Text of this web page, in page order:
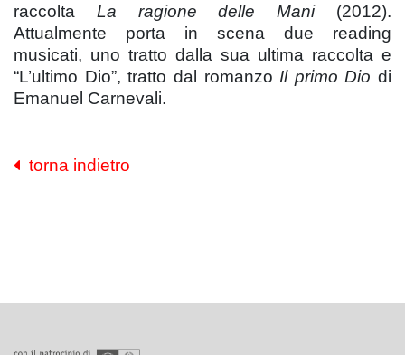
raccolta La ragione delle Mani(2012).
Attualmente porta in scena due reading
musicati, uno tratto dalla sua ultima raccolta e
“L’ultimo Dio”, tratto dal romanzo Il primo Dio di
Emanuel Carnevali.
torna indietro